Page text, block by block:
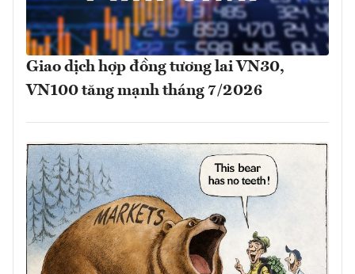
Giao dịch hợp đồng tương lai VN30,
VN100 tăng mạnh tháng 7/2026